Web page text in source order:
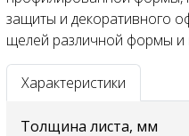
защиты и декоративного
щелей различной формы и
Характеристики
Толщина листа, мм